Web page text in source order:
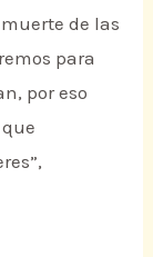
de las
para
por eso